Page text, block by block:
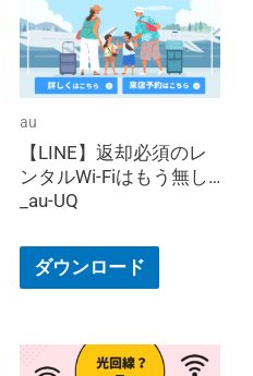
au
【LINE】返却必須のレ
ンタルWi-Fiはもう無し
_au-UQ
ダウンロード